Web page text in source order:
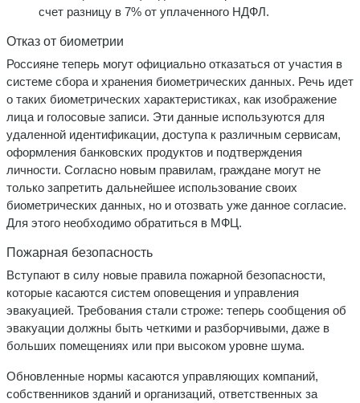
счет разницу в 7% от уплаченного НДФЛ.
Отказ от биометрии
Россияне теперь могут официально отказаться от участия в
системе сбора и хранения биометрических данных. Речь идет
о таких биометрических характеристиках, как изображение
лица и голосовые записи. Эти данные используются для
удаленной идентификации, доступа к различным сервисам,
оформления банковских продуктов и подтверждения
личности. Согласно новым правилам, граждане могут не
только запретить дальнейшее использование своих
биометрических данных, но и отозвать уже данное согласие.
Для этого необходимо обратиться в МФЦ.
Пожарная безопасность
Вступают в силу новые правила пожарной безопасности,
которые касаются систем оповещения и управления
эвакуацией. Требования стали строже: теперь сообщения об
эвакуации должны быть четкими и разборчивыми, даже в
больших помещениях или при высоком уровне шума.
Обновленные нормы касаются управляющих компаний,
собственников зданий и организаций, ответственных за